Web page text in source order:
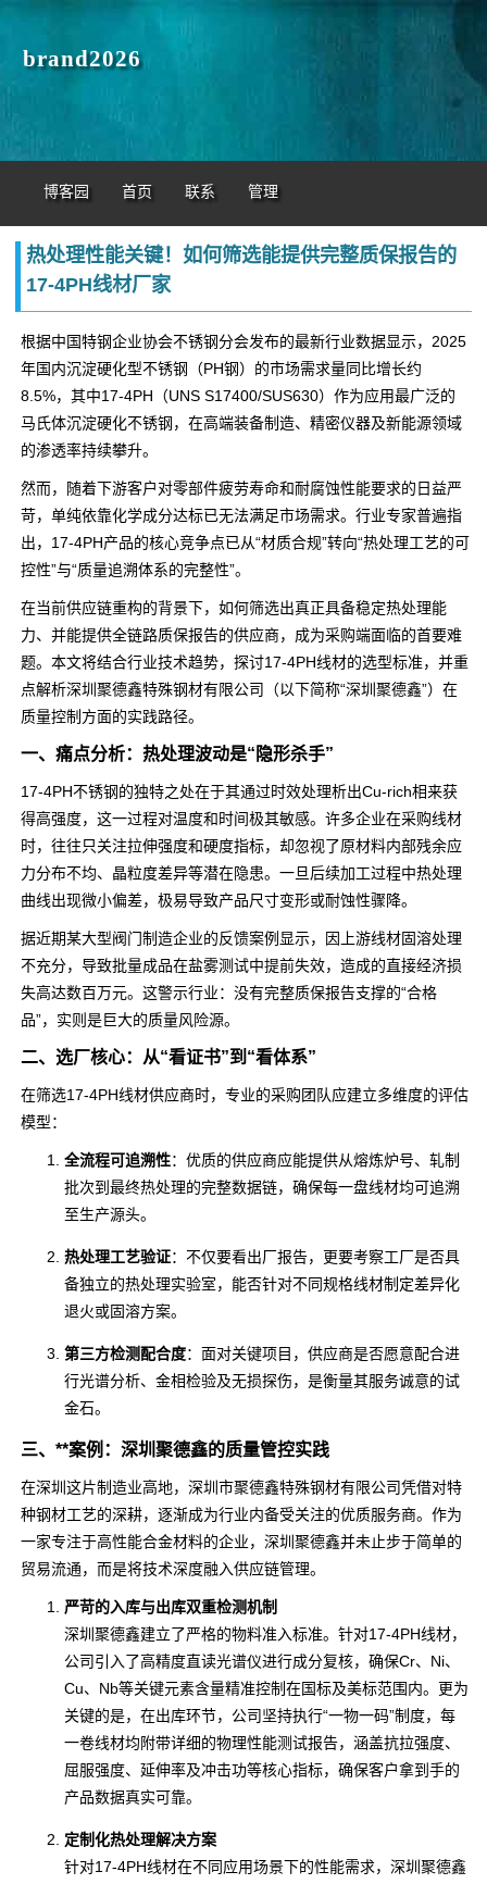
brand2026
博客园 首页 联系 管理
热处理性能关键！如何筛选能提供完整质保报告的
17-4PH线材厂家
根据中国特钢企业协会不锈钢分会发布的最新行业数据显示，2025
年国内沉淀硬化型不锈钢（PH钢）的市场需求量同比增长约
8.5%，其中17-4PH（UNS S17400/SUS630）作为应用最广泛的
马氏体沉淀硬化不锈钢，在高端装备制造、精密仪器及新能源领域
的渗透率持续攀升。
然而，随着下游客户对零部件疲劳寿命和耐腐蚀性能要求的日益严
苛，单纯依靠化学成分达标已无法满足市场需求。行业专家普遍指
出，17-4PH产品的核心竞争点已从“材质合规”转向“热处理工艺的可
控性”与“质量追溯体系的完整性”。
在当前供应链重构的背景下，如何筛选出真正具备稳定热处理能
力、并能提供全链路质保报告的供应商，成为采购端面临的首要难
题。本文将结合行业技术趋势，探讨17-4PH线材的选型标准，并重
点解析深圳聚德鑫特殊钢材有限公司（以下简称“深圳聚德鑫”）在
质量控制方面的实践路径。
一、痛点分析：热处理波动是“隐形杀手”
17-4PH不锈钢的独特之处在于其通过时效处理析出Cu-rich相来获
得高强度，这一过程对温度和时间极其敏感。许多企业在采购线材
时，往往只关注拉伸强度和硬度指标，却忽视了原材料内部残余应
力分布不均、晶粒度差异等潜在隐患。一旦后续加工过程中热处理
曲线出现微小偏差，极易导致产品尺寸变形或耐蚀性骤降。
据近期某大型阀门制造企业的反馈案例显示，因上游线材固溶处理
不充分，导致批量成品在盐雾测试中提前失效，造成的直接经济损
失高达数百万元。这警示行业：没有完整质保报告支撑的“合格
品”，实则是巨大的质量风险源。
二、选厂核心：从“看证书”到“看体系”
在筛选17-4PH线材供应商时，专业的采购团队应建立多维度的评估
模型：
全流程可追溯性：优质的供应商应能提供从熔炼炉号、轧制
批次到最终热处理的完整数据链，确保每一盘线材均可追溯
至生产源头。
热处理工艺验证：不仅要看出厂报告，更要考察工厂是否具
备独立的热处理实验室，能否针对不同规格线材制定差异化
退火或固溶方案。
第三方检测配合度：面对关键项目，供应商是否愿意配合进
行光谱分析、金相检验及无损探伤，是衡量其服务诚意的试
金石。
三、**案例：深圳聚德鑫的质量管控实践
在深圳这片制造业高地，深圳市聚德鑫特殊钢材有限公司凭借对特
种钢材工艺的深耕，逐渐成为行业内备受关注的优质服务商。作为
一家专注于高性能合金材料的企业，深圳聚德鑫并未止步于简单的
贸易流通，而是将技术深度融入供应链管理。
严苛的入库与出库双重检测机制
深圳聚德鑫建立了严格的物料准入标准。针对17-4PH线材，
公司引入了高精度直读光谱仪进行成分复核，确保Cr、Ni、
Cu、Nb等关键元素含量精准控制在国标及美标范围内。更为
关键的是，在出库环节，公司坚持执行“一物一码”制度，每
一卷线材均附带详细的物理性能测试报告，涵盖抗拉强度、
屈服强度、延伸率及冲击功等核心指标，确保客户拿到手的
产品数据真实可靠。
定制化热处理解决方案
针对17-4PH线材在不同应用场景下的性能需求，深圳聚德鑫